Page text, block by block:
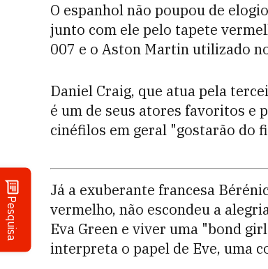
Pesquisa
O espanhol não poupou de
junto com ele pelo tapete
007 e o Aston Martin utilizado
Daniel Craig, que atua pela
é um de seus atores favoritos e
cinéfilos em geral "gostarão do
Já a exuberante francesa
vermelho, não escondeu a
Eva Green e viver uma "bond
interpreta o papel de Eve, uma